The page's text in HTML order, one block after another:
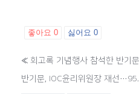
좋아요 0 싫어요 0
« 회고록 기념행사 참석한 반기
반기문, IOC윤리위원장 재선